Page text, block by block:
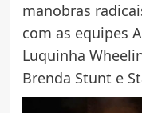
manobras
com as equipes
Luquinha
Brenda Stunt e